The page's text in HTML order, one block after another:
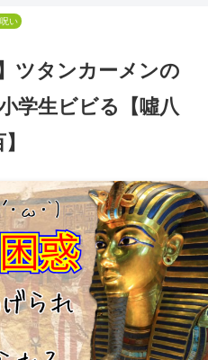
ツタンカーメンの
学生ビビる【噓八
い